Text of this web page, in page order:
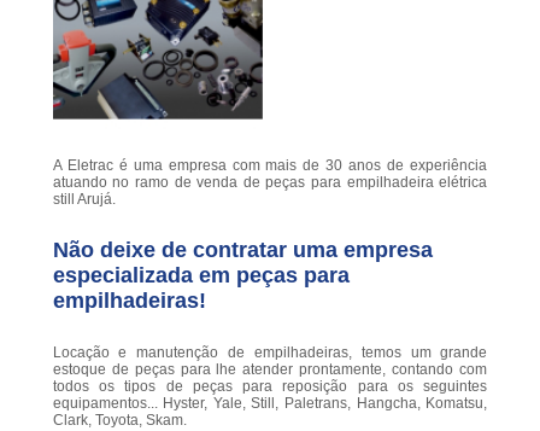
A Eletrac é uma empresa com mais de 30 anos de experiência
atuando no ramo de venda de peças para empilhadeira elétrica
still Arujá.
Não deixe de contratar uma empresa
especializada em peças para
empilhadeiras!
Locação e manutenção de empilhadeiras, temos um grande
estoque de peças para lhe atender prontamente, contando com
todos os tipos de peças para reposição para os seguintes
equipamentos... Hyster, Yale, Still, Paletrans, Hangcha, Komatsu,
Clark, Toyota, Skam.